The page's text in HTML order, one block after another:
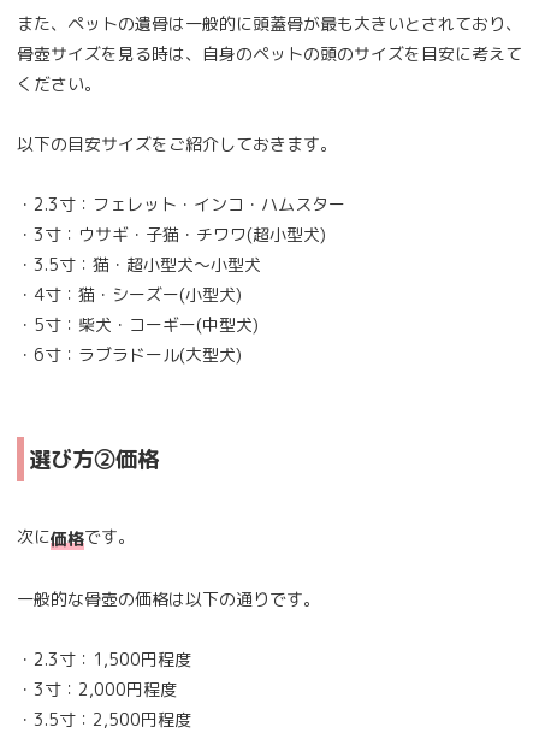
また、ペットの遺骨は一般的に頭蓋骨が最も大きいとされており、
骨壺サイズを見る時は、自身のペットの頭のサイズを目安に考えて
ください。
以下の目安サイズをご紹介しておきます。
・2.3寸：フェレット・インコ・ハムスター
・3寸：ウサギ・子猫・チワワ(超小型犬)
・3.5寸：猫・超小型犬～小型犬
・4寸：猫・シーズー(小型犬)
・5寸：柴犬・コーギー(中型犬)
・6寸：ラブラドール(大型犬)
選び方②価格
次に価格です。
一般的な骨壺の価格は以下の通りです。
・2.3寸：1,500円程度
・3寸：2,000円程度
・3.5寸：2,500円程度